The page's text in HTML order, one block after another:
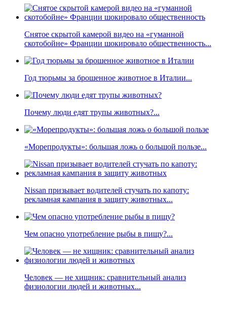
Снятое скрытой камерой видео на «гуманной
скотобойне» Франции шокировало общественность...
Год тюрьмы за брошенное животное в Италии...
Почему люди едят трупы животных?...
«Морепродукты»: большая ложь о большой пользе...
Nissan призывает водителей стучать по капоту:
рекламная кампания в защиту животных...
Чем опасно употребление рыбы в пищу?...
Человек — не хищник: сравнительный анализ
физиологии людей и животных...